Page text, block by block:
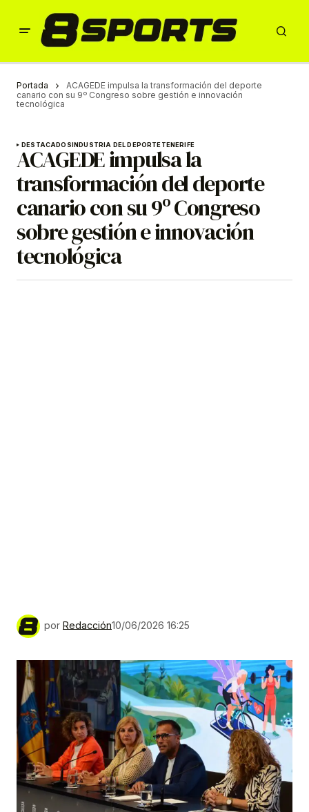
Portada
ACAGEDE impulsa la transformación del deporte
canario con su 9º Congreso sobre gestión e innovación
tecnológica
DESTACADOSINDUSTRIA DEL DEPORTETENERIFE
ACAGEDE impulsa la
transformación del deporte
canario con su 9º Congreso
sobre gestión e innovación
tecnológica
por Redacción10/06/2026 16:25